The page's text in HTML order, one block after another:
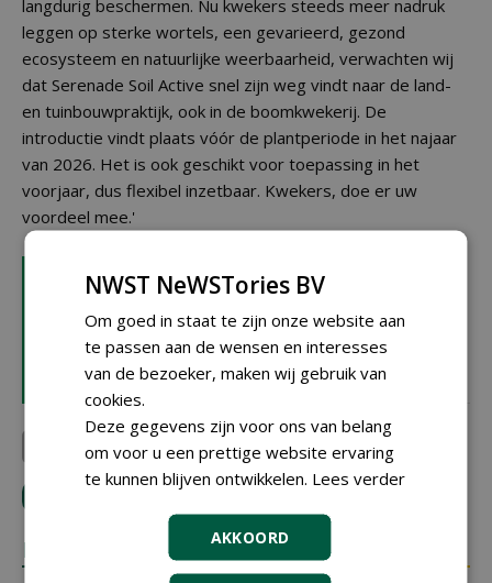
langdurig beschermen. Nu kwekers steeds meer nadruk
leggen op sterke wortels, een gevarieerd, gezond
ecosysteem en natuurlijke weerbaarheid, verwachten wij
dat Serenade Soil Active snel zijn weg vindt naar de land-
en tuinbouwpraktijk, ook in de boomkwekerij. De
introductie vindt plaats vóór de plantperiode in het najaar
van 2026. Het is ook geschikt voor toepassing in het
voorjaar, dus flexibel inzetbaar. Kwekers, doe er uw
voordeel mee.'
de boomkwekerijsector
14-05-2026 | NIEUWS
Bayer CropScience SA-NV
met je e-mailadres om te reageren.
REACTIES
NWST NeWSTories BV
Om goed in staat te zijn onze website aan
te passen aan de wensen en interesses
van de bezoeker, maken wij gebruik van
cookies.
Deze gegevens zijn voor ons van belang
om voor u een prettige website ervaring
te kunnen blijven ontwikkelen. Lees verder
AKKOORD